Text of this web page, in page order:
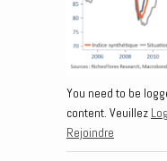
You need to be
content. Veuillez
Rejoindre